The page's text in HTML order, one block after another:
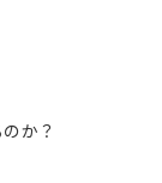
か？